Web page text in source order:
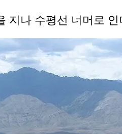
지나 수평선 너머로